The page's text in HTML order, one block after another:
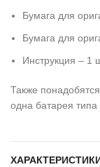
Бумага для
Бумага для
Инструкция – 1
Также
одна батарея